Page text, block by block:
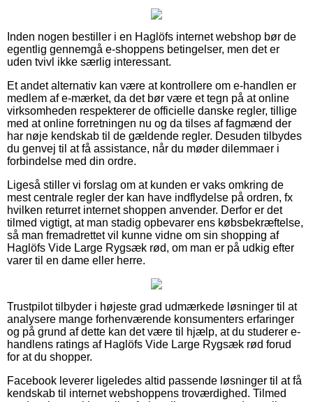
Inden nogen bestiller i en Haglöfs internet webshop bør de
egentlig gennemgå e-shoppens betingelser, men det er
uden tvivl ikke særlig interessant.
Et andet alternativ kan være at kontrollere om e-handlen er
medlem af e-mærket, da det bør være et tegn på at online
virksomheden respekterer de officielle danske regler, tillige
med at online forretningen nu og da tilses af fagmænd der
har nøje kendskab til de gældende regler. Desuden tilbydes
du genvej til at få assistance, når du møder dilemmaer i
forbindelse med din ordre.
Ligeså stiller vi forslag om at kunden er vaks omkring de
mest centrale regler der kan have indflydelse på ordren, fx
hvilken returret internet shoppen anvender. Derfor er det
tilmed vigtigt, at man stadig opbevarer ens købsbekræftelse,
så man fremadrettet vil kunne vidne om sin shopping af
Haglöfs Vide Large Rygsæk rød, om man er på udkig efter
varer til en dame eller herre.
Trustpilot tilbyder i højeste grad udmærkede løsninger til at
analysere mange forhenværende konsumenters erfaringer
og på grund af dette kan det være til hjælp, at du studerer e-
handlens ratings af Haglöfs Vide Large Rygsæk rød forud
for at du shopper.
Facebook leverer ligeledes altid passende løsninger til at få
kendskab til internet webshoppens troværdighed. Tilmed